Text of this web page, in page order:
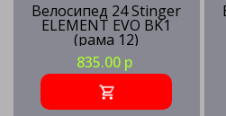
Велосипед 24 Stinger
ELEMENT EVO BK1
(рама 12)
835.00 р